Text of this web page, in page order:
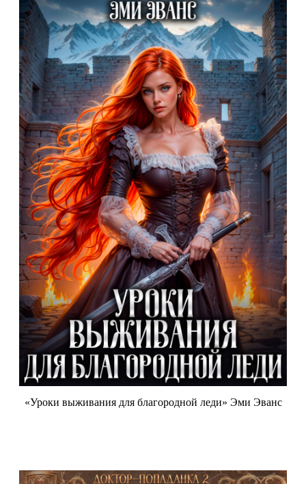
«Уроки выживания для благородной леди» Эми Эванс